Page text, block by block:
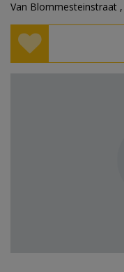
Van Blommesteinstraat ,